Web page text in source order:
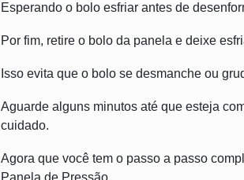
Esperando o bolo esfriar antes de
Por fim, retire o bolo da panela e deixe
Isso evita que o bolo se desmanche ou
Aguarde alguns minutos até que esteja
cuidado.
Agora que você tem o passo a passo
Panela de Pressão.